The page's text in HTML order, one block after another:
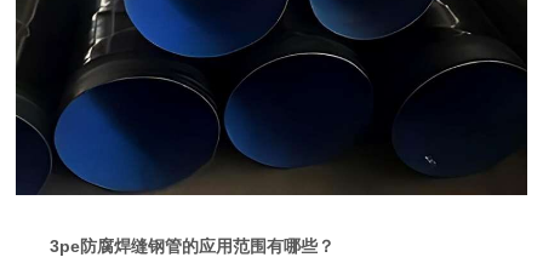
3pe防腐焊缝钢管的应用范围有哪些？